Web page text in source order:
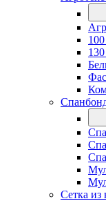
Сетка из